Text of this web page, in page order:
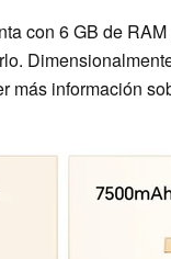
con 6 GB de
más información